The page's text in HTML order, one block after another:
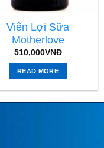
Viên Lợi Sữa
Motherlove
510,000VNĐ
READ MORE